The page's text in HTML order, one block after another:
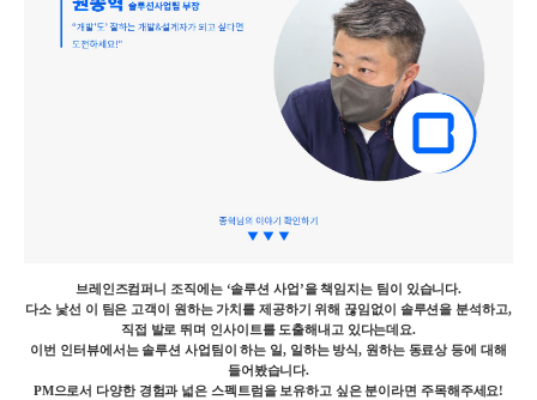
브레인즈컴퍼니 조직에는 ‘솔루션 사업’을 책임지는 팀이 있습니다.
다소 낯선 이 팀은 고객이 원하는 가치를 제공하기 위해 끊임없이 솔루션을 분석하고,
직접 발로 뛰며 인사이트를 도출해내고 있다는데요.
이번 인터뷰에서는 솔루션 사업팀이 하는 일, 일하는 방식, 원하는 동료상 등에 대해
들어봤습니다.
PM으로서 다양한 경험과 넓은 스펙트럼을 보유하고 싶은 분이라면 주목해주세요!